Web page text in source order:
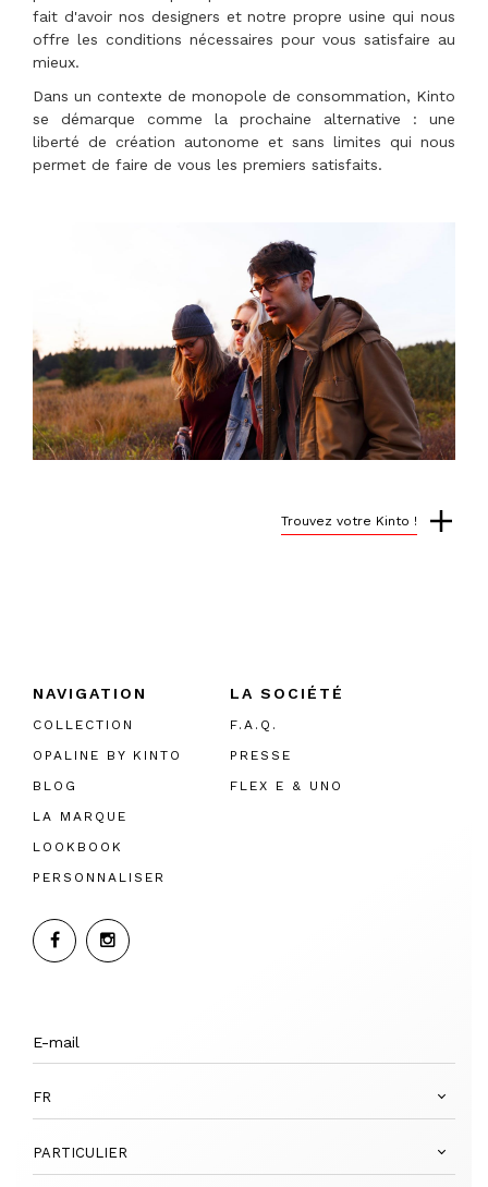
fait d'avoir nos designers et notre propre usine qui nous
offre les conditions nécessaires pour vous satisfaire au
mieux.
Dans un contexte de monopole de consommation, Kinto
se démarque comme la prochaine alternative : une
liberté de création autonome et sans limites qui nous
permet de faire de vous les premiers satisfaits.
Trouvez votre Kinto !
NAVIGATION
COLLECTION
OPALINE BY KINTO
BLOG
LA MARQUE
LOOKBOOK
PERSONNALISER
LA SOCIÉTÉ
F.A.Q.
PRESSE
FLEX E & UNO
FR
PARTICULIER